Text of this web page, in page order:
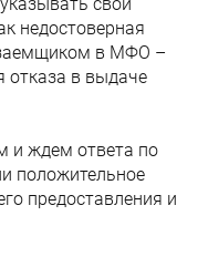
недостоверная
в МФО –
отказа в выдаче
и ждем ответа по
положительное
предоставления и